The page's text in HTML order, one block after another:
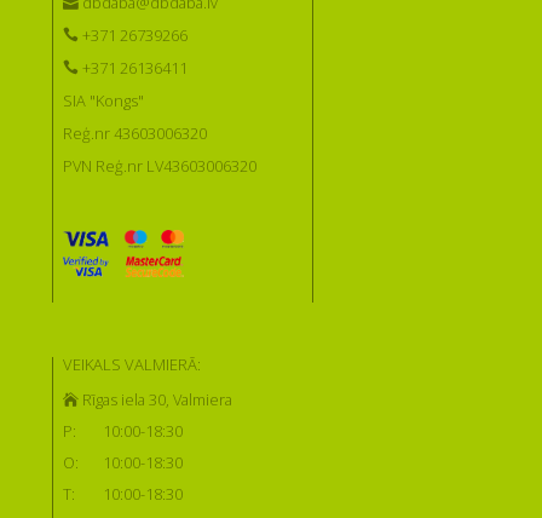
+371 26739266
+371 26136411
SIA "Kongs"
Reģ.nr 43603006320
PVN Reģ.nr LV43603006320
VEIKALS VALMIERĀ:
Rīgas iela 30, Valmiera
P:
10:00-18:30
O:
10:00-18:30
T:
10:00-18:30